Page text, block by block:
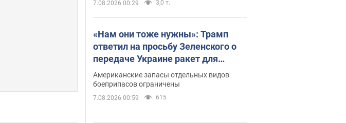
7.08.2026 00:29 3,0 т.
«Нам они тоже нужны»: Трамп
ответил на просьбу Зеленского о
передаче Украине ракет для
Patriot
Американские запасы отдельных видов
боеприпасов ограничены
7.08.2026 00:59 615